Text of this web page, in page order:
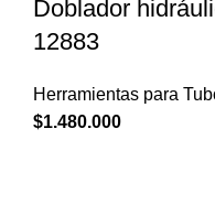
Doblador
12883
Herramientas para
$1.480.000